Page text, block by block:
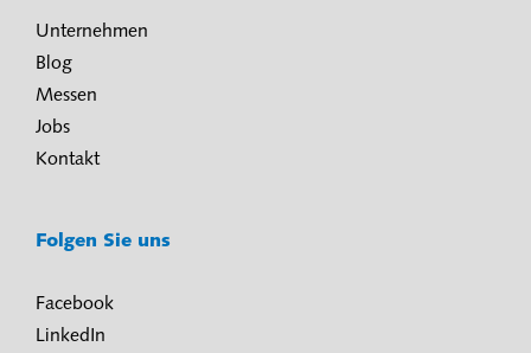
Unternehmen
Blog
Messen
Jobs
Kontakt
Folgen Sie uns
Facebook
LinkedIn